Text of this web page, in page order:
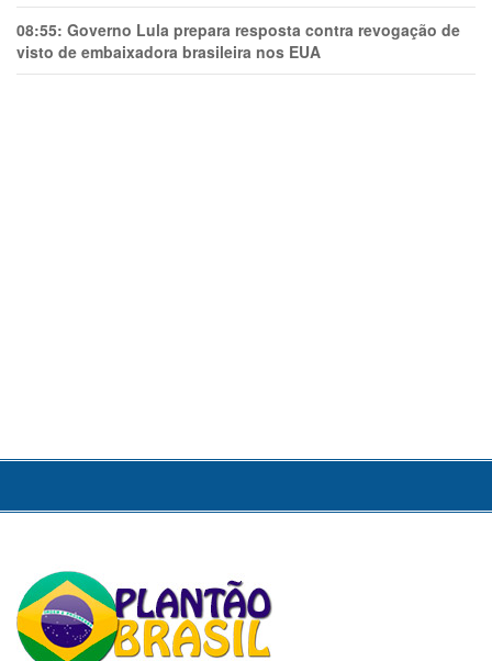
08:55: Governo Lula prepara resposta contra revogação de
visto de embaixadora brasileira nos EUA